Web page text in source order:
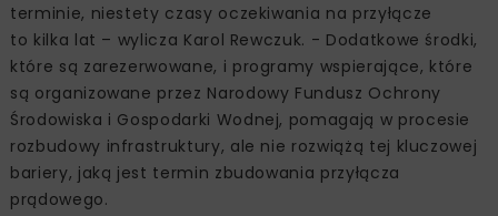
terminie, niestety czasy oczekiwania na przyłącze
to kilka lat – wylicza Karol Rewczuk. - Dodatkowe środki,
które są zarezerwowane, i programy wspierające, które
są organizowane przez Narodowy Fundusz Ochrony
Środowiska i Gospodarki Wodnej, pomagają w procesie
rozbudowy infrastruktury, ale nie rozwiążą tej kluczowej
bariery, jaką jest termin zbudowania przyłącza
prądowego.